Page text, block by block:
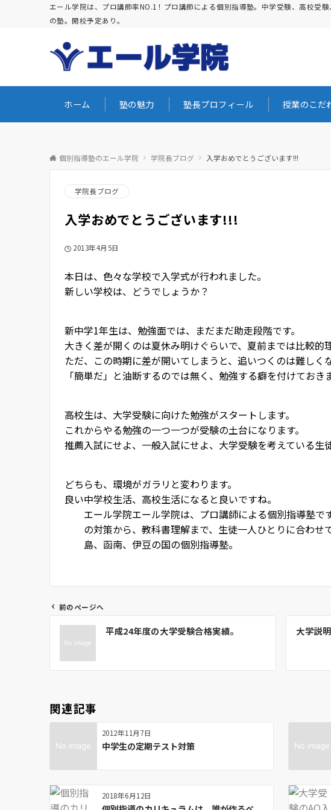
エール学院は、プロ講師率NO.1！プロ講師による個別指導塾。中学受験、高校受
の塾。開校予定あり。
ホーム 塾の魅力 塾長プロフィール 授業のこだ
個別指導塾のエール学院 学院長ブログ 入学おめでとうございます!!!
学院長ブログ
入学おめでとうございます!!!
2013年4月5日
本日は、色々な学校で入学式が行われました。
新しい学校は、どうでしょうか？
新中学1年生は、勉強面では、まだまだ助走段階です。
大きく差が開くのは夏休み明けぐらいで、夏前までは比較的
ただ、この時期に差が開いてしまうと、追いつくのは難しく
「簡単だ」と油断するのでは無く、勉強する癖を付けておき
高校生は、大学受験に向けた勉強がスタートします。
これからやる勉強の一つ一つが受験の土台になります。
推薦入試にせよ、一般入試にせよ、大学受験を考えている生
どちらも、環境がガラリと変わります。
良い中学校生活、高校生活になると良いですね。
エール学院エール学院は、プロ講師による個別指導塾で
の対策から、教科書理解まで、生徒一人ひとりに合わせ
島、函南、伊豆の国の個別指導塾。
ビ
シ
ン
前のページへ
平成24年度の大学受験合格実績。 大学説
関連記事
2012年11月7日
中学生の定期テスト対策
2018年6月12日